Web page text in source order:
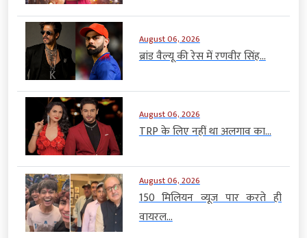
August 06, 2026
ब्रांड वैल्यू की रेस में रणवीर सिंह...
August 06, 2026
TRP के लिए नहीं था अलगाव का...
August 06, 2026
150 मिलियन व्यूज पार करते ही
वायरल...